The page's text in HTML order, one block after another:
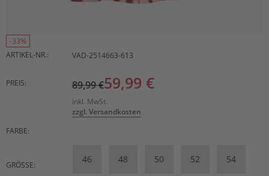
-33%
ARTIKEL-NR.:
VAD-2514663-613
PREIS: 89,99 €59,99 €
inkl. MwSt.
zzgl. Versandkosten
FARBE:
GRÖSSE:
46 48 50 52 54